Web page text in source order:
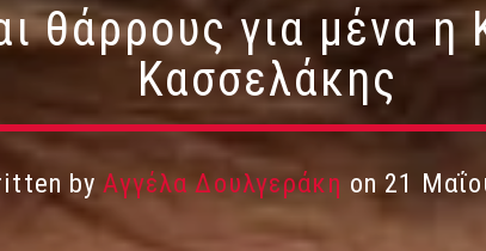
θάρρους για μένα
Κασσελάκης
byΑγγέλα Δουλγεράκη on 21